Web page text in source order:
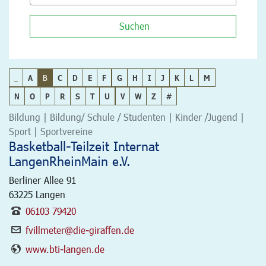
Suchen
A B C D E F G H I J K L
M
N
O P R S T U V W Z #
Bildung | Bildung/ Schule / Studenten | Kinder /Jugend |
Sport | Sportvereine
Basketball-Teilzeit Internat
LangenRheinMain e.V.
Berliner Allee 91
63225 Langen
06103 79420
fvillmeter@die-giraffen.de
www.bti-langen.de